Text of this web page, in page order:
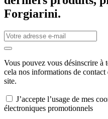
Forgiarini.
Vous pouvez vous désinscrire à
cela nos informations de
site.
J’accepte l’usage de mes
électroniques promotionnels